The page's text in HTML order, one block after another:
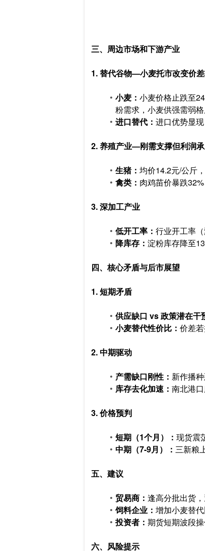
三、周边市场和下游产业
1. 替代谷物—小麦托市改变价
小麦： 小麦价格止跌至
粉需求，小麦供强需弱格
进口替代： 进口优势显
2. 养殖产业—刚需支撑但利润
生猪： 均价14.2元/公斤
禽类： 肉鸡苗价暴跌
3. 深加工产业
低开工率： 行业开工率
降库存： 淀粉库存降至
四、核心矛盾与后市展望
1. 短期矛盾
供应缺口 vs 政策潜在干
小麦替代性价比： 价差
2. 中期驱动
产需缺口刚性： 新作播
库存去化加速： 南北港
3. 价格预判
短期（1个月）： 现货震
中期（7-9月）： 三新粮
五、建议
贸易商： 逢高分批出货
饲料企业： 增加小麦替
投资者： 期货短期波段
六、风险提示